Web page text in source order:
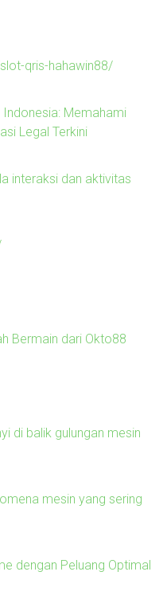
qris-hahawin88/
Indonesia: Memahami
Legal Terkini
interaksi dan aktivitas
Bermain dari Okto88
di balik gulungan mesin
mesin yang sering
dengan Peluang Optimal